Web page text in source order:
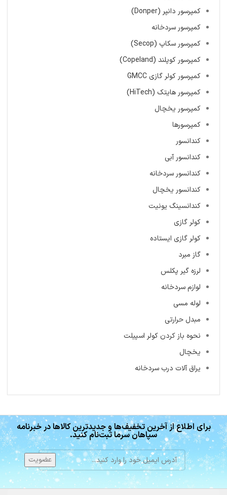
کمپرسور دانپر (Donper)
کمپرسور سردخانه
کمپرسور سکاپ (Secop)
کمپرسور کوپلند (Copeland)
کمپرسور کولر گازی GMCC
کمپرسور هایتک (HiTech)
کمپرسور یخچال
کمپرسورها
کندانسور
کندانسور آبی
کندانسور سردخانه
کندانسور یخچال
کندانسینگ یونیت
کولر گازی
کولر گازی ایستاده
گاز مبرد
لرزه گیر پکلس
لوازم سردخانه
لوله مسی
مبدل حرارتی
نحوه باز کردن کولر اسپیلت
یخچال
یراق آلات درب سردخانه
برای اطلاع از آخرین تخفیف‌ها و جدیدترین کالاها در خبرنامه
سپاهان سرما ثبت‌نام کنید.